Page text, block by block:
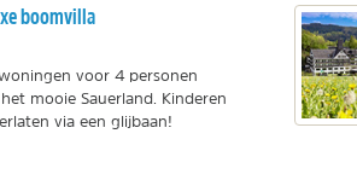
boomvilla
voor 4 personen
mooie Sauerland. Kinderen
via een glijbaan!